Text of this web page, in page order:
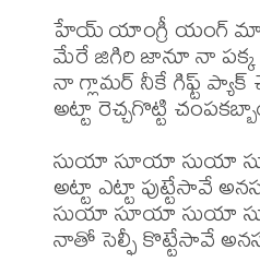
హేయ్ యాంగ్రీ యంగ్ మాన్
మేరే జిగిరి జానూ నా పక్క
నా గ్లామర్ నీకే గిఫ్ట్
అట్టా రెచ్చగొట్టి
సుయా సూయా సుయా
అట్టా ఎట్టా పుట్టేసావే
సుయా సూయా సుయా
నాతో సెల్ఫీ కొట్టేసావే